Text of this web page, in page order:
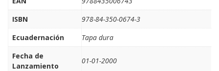
ISBN
978-84-350-0674-3
Ecuadernación
Tapa dura
Fecha de
Lanzamiento
01-01-2000